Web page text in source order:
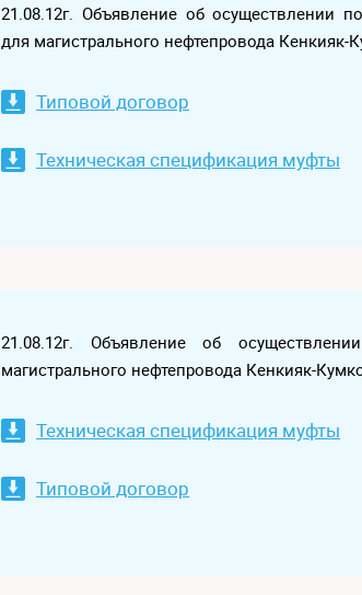
21.08.12г. Объявление об осуществлении
для магистрального нефтепровода Кенкияк-
Типовой договор
Техническая спецификация муфты
21.08.12г. Объявление об
магистрального нефтепровода Кенкияк-
Техническая спецификация муфты
Типовой договор